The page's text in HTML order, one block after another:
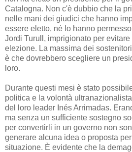
Catalogna. Non c'è dubbio che la
nelle mani dei giudici che hanno
essere eletto, né lo hanno
Jordi Turull, imprigionato per
elezione. La massima dei
è che dovrebbero scegliere un
loro.
Durante questi mesi è stato
politica e la volontà
del loro leader Inés Arrimadas.
ma senza un sufficiente sostegno
per convertirli in un governo non
generare alcuna idea o proposta
situazione. È evidente che la